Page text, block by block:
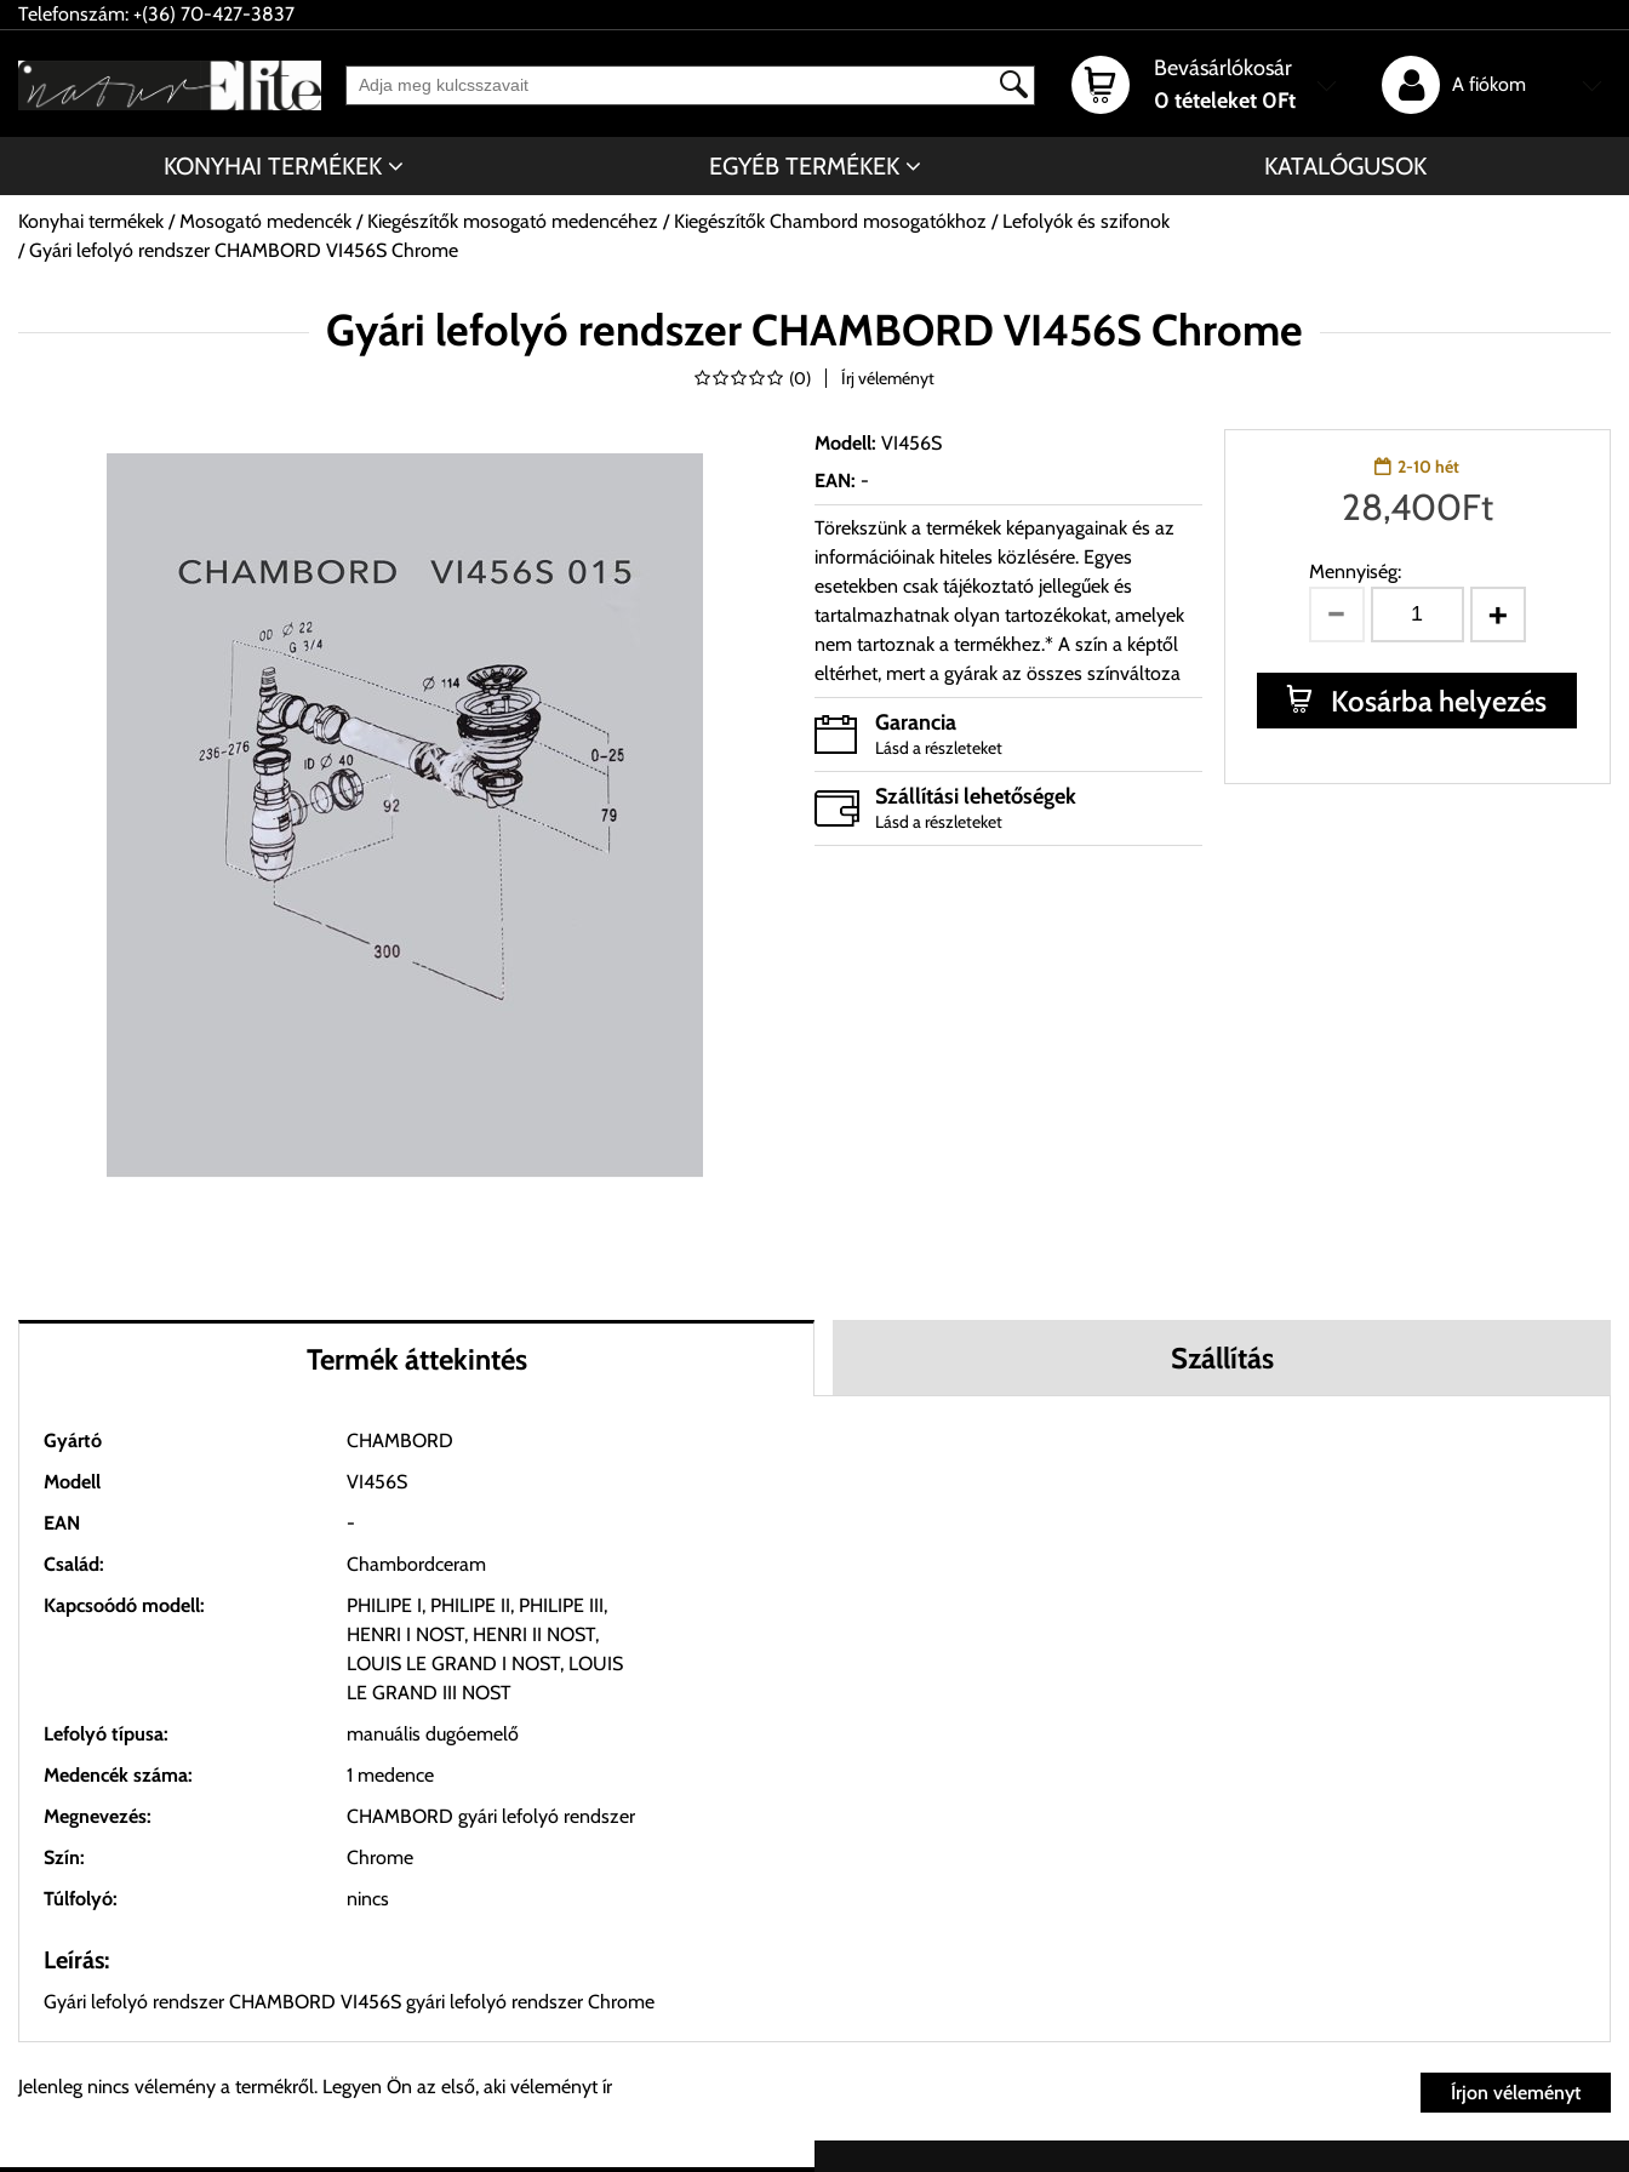
Telefonszám: +(36) 70-427-3837
Bevásárlókosár
0 tételeket 0Ft
A fiókom
KONYHAI TERMÉKEK EGYÉB TERMÉKEK KATALÓGUSOK
Konyhai termékek Mosogató medencék Kiegészítők mosogató medencéhez Kiegészítők Chambord mosogatókhoz
Lefolyók és szifonok
Gyári lefolyó rendszer CHAMBORD VI456S Chrome
Gyári lefolyó rendszer CHAMBORD VI456S Chrome
(0) Írj véleményt
Modell: VI456S
EAN: -
Törekszünk a termékek képanyagainak és az
információinak hiteles közlésére. Egyes
esetekben csak tájékoztató jellegűek és
tartalmazhatnak olyan tartozékokat, amelyek
nem tartoznak a termékhez.* A szín a képtől
eltérhet, mert a gyárak az összes színváltoza
Garancia
Lásd a részleteket
Szállítási lehetőségek
Lásd a részleteket
2-10 hét
28,400Ft
Mennyiség:
Kosárba helyezés
Termék áttekintés Szállítás
Gyártó
CHAMBORD
Modell
VI456S
EAN
-
Család:
Chambordceram
Kapcsoódó modell:
PHILIPE I, PHILIPE II, PHILIPE III,
HENRI I NOST, HENRI II NOST,
LOUIS LE GRAND I NOST, LOUIS
LE GRAND III NOST
Lefolyó típusa:
manuális dugóemelő
Medencék száma:
1 medence
Megnevezés:
CHAMBORD gyári lefolyó rendszer
Szín:
Chrome
Túlfolyó:
nincs
Leírás:
Gyári lefolyó rendszer CHAMBORD VI456S gyári lefolyó rendszer Chrome
Személyes átvétel:
Önnek lehetősége van rendelését a beérkezést követően ingyenesen átvenni Budapesti Cégcsoportunk Stúdiójában előre egyeztetett időpontban.
Írjon véleményt
Jelenleg nincs vélemény a termékről. Legyen Ön az első, aki véleményt ír